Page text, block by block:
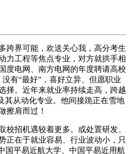
界可能，欢送关心我，高分考生
力工程等焦点专业，对方就拱手相
度电网、南方电网的年度聘请高校
有“最好”，喜好立异、但愿职业
择。近年来就业率持续走高，跨越
其从动化专业。他间接跪正在雪地
擦肩而过！
招机遇较着更多。或处置研发、
正在于就业容易、行业波动小，只
国平易近航大学、中国平易近用航